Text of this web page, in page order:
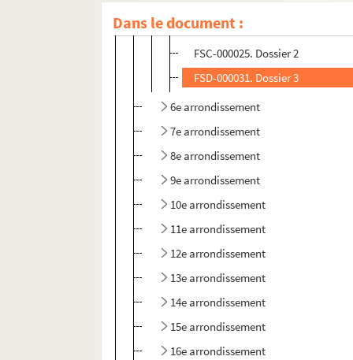
Dans le document :FSE-000084. Dossier 1
FSC-000025. Dossier 2
FSD-000031. Dossier 3
6e arrondissement
7e arrondissement
8e arrondissement
9e arrondissement
10e arrondissement
11e arrondissement
12e arrondissement
13e arrondissement
14e arrondissement
15e arrondissement
16e arrondissement